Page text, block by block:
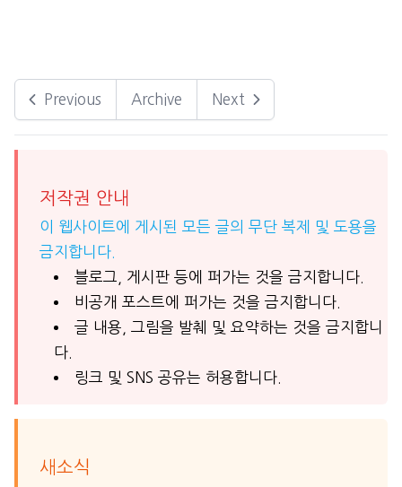
Previous Archive Next
저작권 안내
이 웹사이트에 게시된 모든 글의 무단 복제 및 도용을
금지합니다.
블로그, 게시판 등에 퍼가는 것을 금지합니다.
비공개 포스트에 퍼가는 것을 금지합니다.
글 내용, 그림을 발췌 및 요약하는 것을 금지합니
다.
링크 및 SNS 공유는 허용합니다.
새소식